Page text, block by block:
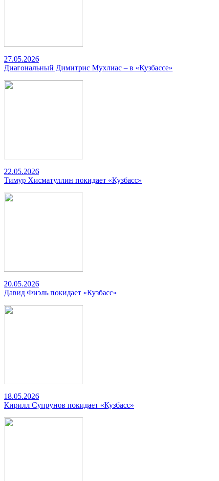
27.05.2026
Диагональный Димитрис Мухлиас – в «Кузбассе»
22.05.2026
Тимур Хисматуллин покидает «Кузбасс»
20.05.2026
Давид Фиэль покидает «Кузбасс»
18.05.2026
Кирилл Супрунов покидает «Кузбасс»